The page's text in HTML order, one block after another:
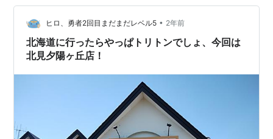
いろと物色 げそ揚げとか茶碗蒸しとか やっぱり美味しい
こりゃあ 北海道にいる間にもう1回行くな 北海道北見エ
リアのトリトンは3店舗 三輪店北海道北見市東三輪4丁目
12番…
ヒロ、勇者2回目まだまだレベル5 • 2年前
北海道に行ったらやっぱトリトンでしょ、今回は
北見夕陽ヶ丘店！